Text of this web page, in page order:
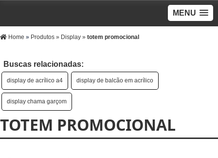
MENU
Home » Produtos » Display » totem promocional
Buscas relacionadas:
display de acrílico a4 display de balcão em acrílico
display chama garçom
TOTEM PROMOCIONAL